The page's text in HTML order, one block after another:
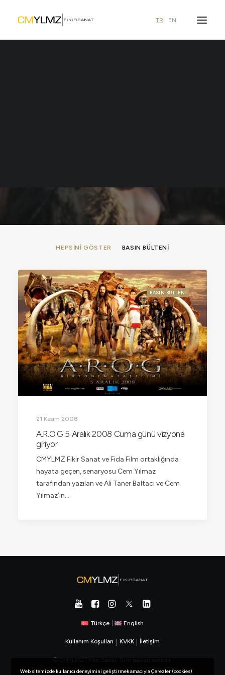
TR EN
HEPSINI GÖSTER BASIN BÜLTENI
BASIN BÜLTENI
21 Kasım 2008
A.R.O.G 5 Aralık 2008 Cuma günü vizyona
giriyor
CMYLMZ Fikir Sanat ve Fida Film ortaklığında
hayata geçen, senaryosu Cem Yılmaz
tarafından yazılan ve Ali Taner Baltacı ve Cem
Yılmaz’ın…
Türkçe English
Kullanım Koşulları KVKK İletişim
© CMYLMZ | Fikir Sanat. Tüm hakları saklıdır.
Web sitemizde kullanıcı deneyimini geliştirmek amacıyla Çerezler (cookies)